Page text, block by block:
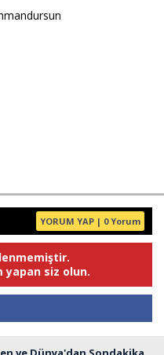
YORUM YAP | 0 Yorum
yapan siz olun.